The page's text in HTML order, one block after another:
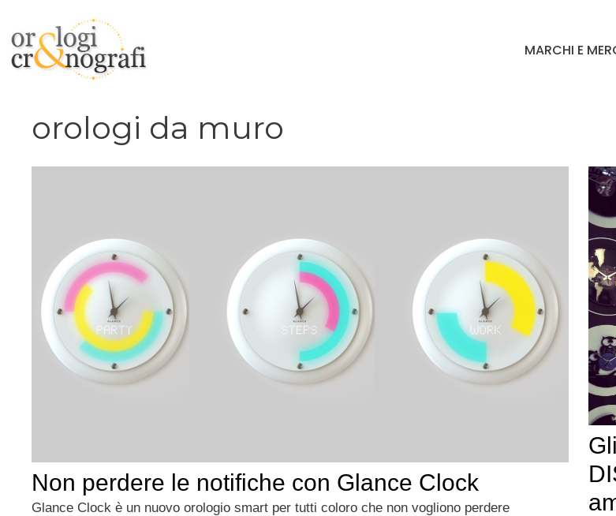
contenuto
MARCHI E
orologi da muro
Non perdere le notifiche con Glance Clock
Glance Clock è un nuovo orologio smart per tutti coloro che non vogliono perdere